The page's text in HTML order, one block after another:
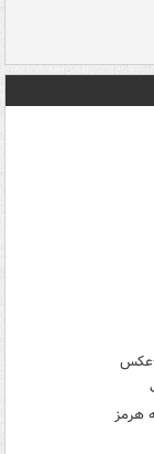
هرمز